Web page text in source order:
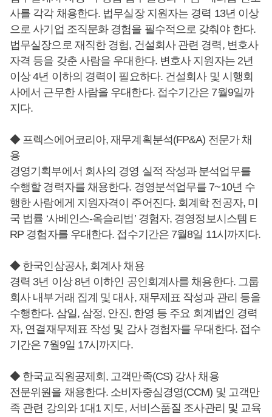
사를 각각 채용한다. 법무실장 지원자는 경력 13년 이상
으로 사기업 조직문화 경험을 필수적으로 갖춰야 한다.
법무실장으로 재직한 경험, 건설회사 관련 경력, 변호사
자격 등을 갖춘 사람을 우대한다. 변호사 지원자는 2년
이상 4년 이하의 경력이 필요하다. 건설회사 및 시행회
사에서 근무한 사람을 우대한다. 접수기간은 7월9일까
지다.
◆ 프렉스에어코리아, 재무계획분석(FP&A) 전문가 채
용
경영기획부에서 회사의 경영 실적 작성과 분석업무를
수행할 경력자를 채용한다. 경영분석업무를 7~10년 수
행한 사람에게 지원자격이 주어진다. 회계학 전공자, 미
국 법률 ‘사베인스-옥슬리법’ 경험자, 경영정보시스템 E
RP 경험자를 우대한다. 접수기간은 7월8일 11시까지다.
◆ 한국인삼공사, 회계사 채용
경력 3년 이상 8년 이하인 공인회계사를 채용한다. 그룹
회사 내부거래 집계 및 대사, 재무제표 작성과 관리 등을
수행한다. 삼일, 삼정, 안진, 한영 등 주요 회계법인 경력
자, 연결재무제표 작성 및 감사 경험자를 우대한다. 접수
기간은 7월9일 17시까지다.
◆ 한국교직원공제회, 고객만족(CS) 강사 채용
전문위원을 채용한다. 소비자중심경영(CCM) 및 고객만
족 관련 강의와 1대1 지도, 서비스품질 조사관리 및 교육